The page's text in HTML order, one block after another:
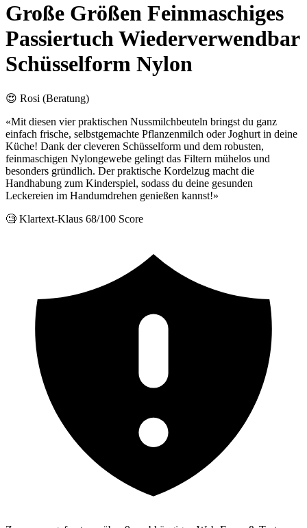
Große Größen Feinmaschiges
Passiertuch Wiederverwendbar
Schüsselform Nylon
😍 Rosi (Beratung)
«Mit diesen vier praktischen Nussmilchbeuteln bringst du ganz
einfach frische, selbstgemachte Pflanzenmilch oder Joghurt in deine
Küche! Dank der cleveren Schüsselform und dem robusten,
feinmaschigen Nylongewebe gelingt das Filtern mühelos und
besonders gründlich. Der praktische Kordelzug macht die
Handhabung zum Kinderspiel, sodass du deine gesunden
Leckereien im Handumdrehen genießen kannst!»
🧐 Klartext-Klaus 68/100 Score